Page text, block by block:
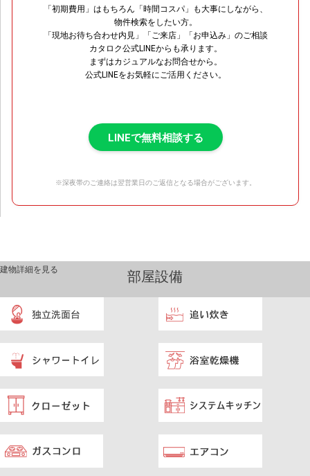
「初期費用」はもちろん「時間コスパ」も大事にしながら、
物件検索をしたい方。
「現地お待ち合わせ内見」「ご来店」「お申込み」のご相談
カタロク公式LINEからも承ります。
まずはカジュアルなお問合せから。
公式LINEをお気軽にご活用ください。
LINEで無料相談する
※深夜帯のご連絡は翌営業日のご返信となる場合がございます。
部屋設備
建物詳細を見る